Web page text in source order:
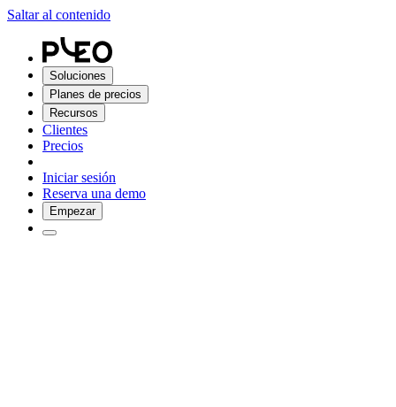
Saltar al contenido
Soluciones
Planes de precios
Recursos
Clientes
Precios
Iniciar sesión
Reserva una demo
Empezar